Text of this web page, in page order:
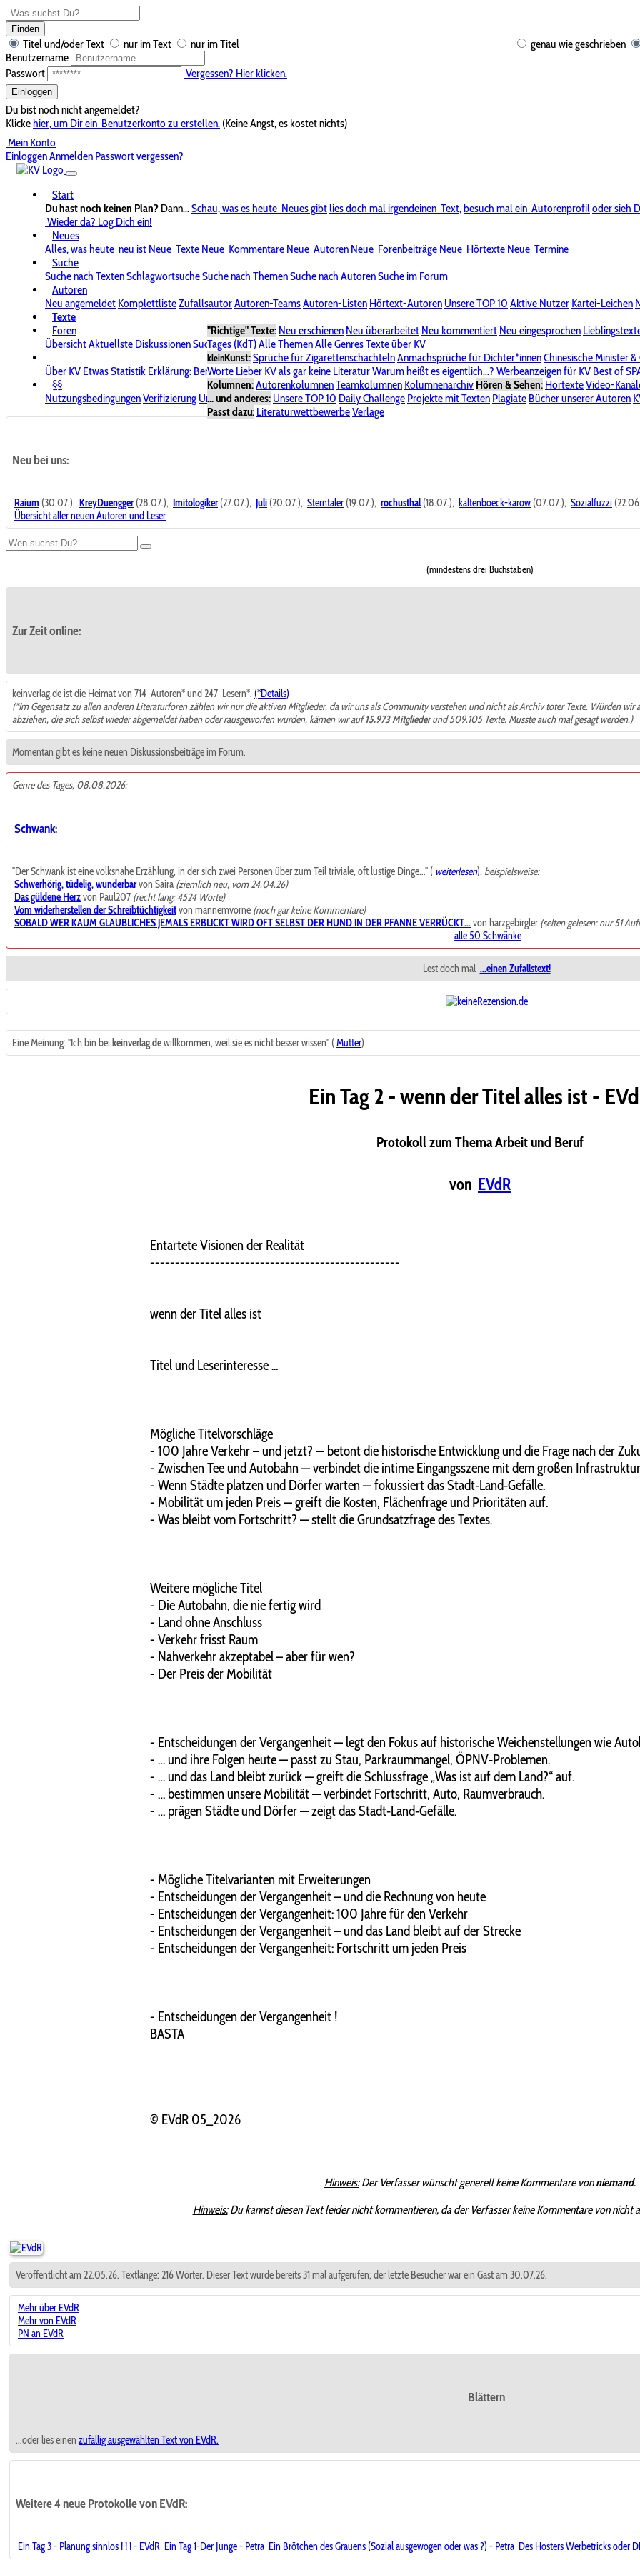
Finden
genau wie geschrieben
Titel und/oder Text nur im Text
nur im Titel
Benutzername
Passwort
Vergessen? Hier klicken.
Einloggen
Du bist noch nicht angemeldet?
Klickehier, um Dir ein Benutzerkonto zu erstellen. (Keine Angst, es kostet nichts)
Mein Konto
EinloggenAnmelden Passwort vergessen?
Start
Du hast noch keinen Plan? Dann...Schau, was es heute Neues gibtlies doch mal irgendeinen Text,besuch mal ein Autorenprofiloder sieh
Wieder da? Log Dich ein!
Neues
Alles, was heute neu ist Neue Texte Neue Kommentare Neue Autoren Neue Forenbeiträge Neue Hörtexte Neue Termine
Suche
Suche nach TextenSchlagwortsucheSuche nach ThemenSuche nach AutorenSuche im Forum
Autoren
Neu angemeldet KomplettlisteZufallsautorAutoren-TeamsAutoren-Listen Hörtext-Autoren Unsere TOP 10 Aktive Nutzer Kartei-Leichen
Texte
"Richtige" Texte: Neu erschienen Neu überarbeitet Neu kommentiert Neu eingesprochen
Tages (KdT)Alle ThemenAlle GenresTexte über KV
kleinKunst:Sprüche für ZigarettenschachtelnAnmachsprüche für Dichter*innenChinesische Minister &
Worte Lieber KV als gar keine LiteraturWarum heißt es eigentlich...? Werbeanzeigen für KV Best of
Kolumnen:AutorenkolumnenTeamkolumnen Kolumnenarchiv Hören & Sehen: HörtexteVideo-
... und anderes: Unsere TOP 10 Daily Challenge Projekte mit Texten Plagiate Bücher unserer Autoren
Passt dazu: LiteraturwettbewerbeVerlage
Foren
ÜbersichtAktuellste DiskussionenSuche im ForumBereich "KV-Board"Bereich "Literatur & Schreiberei"
Über KV Etwas Statistik Erklärung: BenutzersymboleSpende für KV Unsere SpenderlisteAlle Wege führen zu KVPasswort vergessen?
§§
NutzungsbedingungenVerifizierung UrheberrechtAvatare & BilderStalkingDatenschutzerklärungImpressum
Neu bei uns:
Raium (30.07.), KreyDuengger(28.07.), Imitologiker(27.07.), Juli (20.07.), Sterntaler (19.07.), rochusthal (18.07.), kaltenboeck-karow (07.07.), Sozialfuzzi
Übersicht aller neuen Autoren und Leser
(mindestens drei Buchstaben)
Zur Zeit online:
keinverlag.de ist die Heimat von 714 Autoren* und 247 Lesern*. (*Details)
(*Im Gegensatz zu allen anderen Literaturforen zählen wir nur die aktiven Mitglieder, da wir uns als Community verstehen und nicht als Archiv toter Texte. Würden
abziehen, die sich selbst wieder abgemeldet haben oder rausgeworfen wurden, kämen wir auf15.973 Mitgliederund 509.105 Texte. Musste auch mal gesagt werden.)
Momentan gibt es keine neuen Diskussionsbeiträge im Forum.
Genre des Tages, 08.08.2026:
Schwank:
"Der Schwank ist eine volksnahe Erzählung, in der sich zwei Personen über zum Teil triviale, oft lustige Dinge..." ( weiterlesen),beispielsweise:
Schwerhörig, tüdelig, wunderbarvon Saira (ziemlich neu, vom 24.04.26)
Das güldene Herzvon Paul207 (recht lang: 4524 Worte)
Vom widerherstellen der Schreibtüchtigkeitvon mannemvorne (noch gar keine Kommentare)
SOBALD WER KAUM GLAUBLICHES JEMALS ERBLICKT WIRD OFT SELBST DER HUND IN DER PFANNE VERRÜCKT...von harzgebirgler (selten gelesen: nur 51
alle 50 Schwänke
Lest doch mal ...einen Zufallstext!
Eine Meinung: "Ich bin bei keinverlag.dewillkommen, weil sie es nicht besser wissen" (Mutter)
Ein Tag 2 - wenn der Titel alles ist -
Protokoll zum Thema Arbeit und Beruf
von EVdR
Entartete Visionen der Realität
--------------------------------------------------
wenn der Titel alles ist
Titel und Leserinteresse ...
Mögliche Titelvorschläge
- 100 Jahre Verkehr – und jetzt? — betont die historische Entwicklung und die Frage nach der
- Zwischen Tee und Autobahn — verbindet die intime Eingangsszene mit dem großen
- Wenn Städte platzen und Dörfer warten — fokussiert das Stadt‑Land‑Gefälle.
- Mobilität um jeden Preis — greift die Kosten, Flächenfrage und Prioritäten auf.
- Was bleibt vom Fortschritt? — stellt die Grundsatzfrage des Textes.
Weitere mögliche Titel
- Die Autobahn, die nie fertig wird
- Land ohne Anschluss
- Verkehr frisst Raum
- Nahverkehr akzeptabel – aber für wen?
- Der Preis der Mobilität
- Entscheidungen der Vergangenheit — legt den Fokus auf historische Weichenstellungen wie
- … und ihre Folgen heute — passt zu Stau, Parkraummangel, ÖPNV‑Problemen.
- … und das Land bleibt zurück — greift die Schlussfrage „Was ist auf dem Land?“ auf.
- … bestimmen unsere Mobilität — verbindet Fortschritt, Auto, Raumverbrauch.
- … prägen Städte und Dörfer — zeigt das Stadt‑Land‑Gefälle.
- Mögliche Titelvarianten mit Erweiterungen
- Entscheidungen der Vergangenheit – und die Rechnung von heute
- Entscheidungen der Vergangenheit: 100 Jahre für den Verkehr
- Entscheidungen der Vergangenheit – und das Land bleibt auf der Strecke
- Entscheidungen der Vergangenheit: Fortschritt um jeden Preis
- Entscheidungen der Vergangenheit !
BASTA
© EVdR 05_2026
Hinweis:Der Verfasser wünscht generell keine Kommentare vonniemand.
Hinweis:Du kannst diesen Text leider nicht kommentieren, da der Verfasser keine Kommentare von nicht
Veröffentlicht am 22.05.26. Textlänge: 216 Wörter. Dieser Text wurde bereits 31 mal aufgerufen; der letzte Besucher war ein Gast am 30.07.26.
Mehr über EVdR
Mehr von EVdR
PN an EVdR
Blättern
...oder lies einen zufällig ausgewählten Text von EVdR.
Weitere 4 neue Protokolle von EVdR:
Ein Tag 3 - Planung sinnlos ! ! ! - EVdR Ein Tag 1-Der Junge - Petra Ein Brötchen des Grauens (Sozial ausgewogen oder was ?) - Petra Des Hosters Werbetricks oder